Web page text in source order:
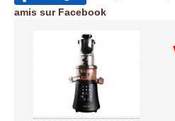
amis sur Facebook